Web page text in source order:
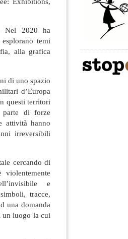
Nel 2020 ha
temi
alla grafica
di uno spazio
d’Europa
questi territori
parte di forze
attività hanno
irreversibili
cercando di
e
tracce,
una domanda
un luogo la cui